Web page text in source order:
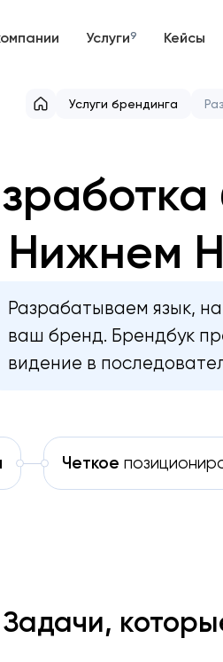
Услуги9 Кейсы
Услуги брендинга
Нижнем
Разрабатываем язык,
ваш бренд. Брендбук
видение в
Четкое
Задачи,